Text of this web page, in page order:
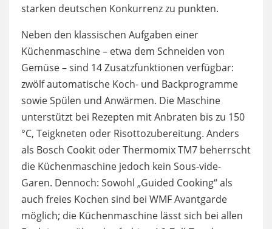
starken deutschen Konkurrenz zu punkten.
Neben den klassischen Aufgaben einer
Küchenmaschine – etwa dem Schneiden von
Gemüse – sind 14 Zusatzfunktionen verfügbar:
zwölf automatische Koch- und Backprogramme
sowie Spülen und Anwärmen. Die Maschine
unterstützt bei Rezepten mit Anbraten bis zu 150
°C, Teigkneten oder Risottozubereitung. Anders
als Bosch Cookit oder Thermomix TM7 beherrscht
die Küchenmaschine jedoch kein Sous-vide-
Garen. Dennoch: Sowohl „Guided Cooking“ als
auch freies Kochen sind bei WMF Avantgarde
möglich; die Küchenmaschine lässt sich bei allen